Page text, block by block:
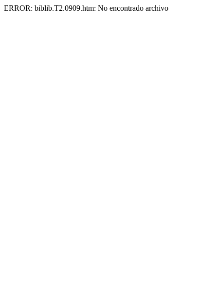
ERROR: biblib.T2.0909.htm: No encontrado archivo